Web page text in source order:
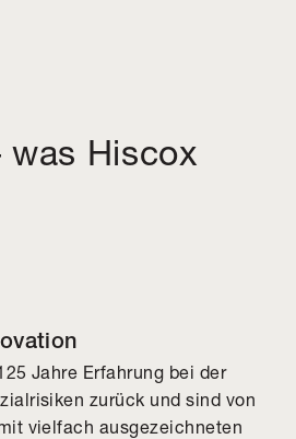
was Hiscox
Jahre Erfahrung bei der
zurück und sind von
vielfach ausgezeichneten